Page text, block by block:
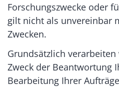
Forschungszwecke oder
gilt nicht als unvereinbar
Zwecken.
Grundsätzlich
Zweck der Beantwortung
Bearbeitung Ihrer